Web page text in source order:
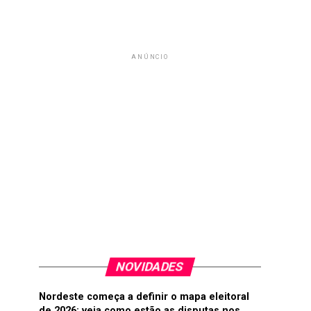
ANÚNCIO
NOVIDADES
Nordeste começa a definir o mapa eleitoral